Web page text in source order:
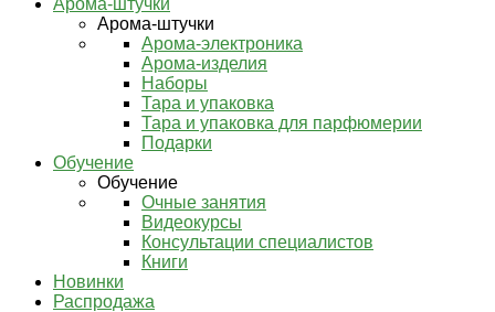
Арома-штучки
Арома-штучки
Арома-электроника
Арома-изделия
Наборы
Тара и упаковка
Тара и упаковка для парфюмерии
Подарки
Обучение
Обучение
Очные занятия
Видеокурсы
Консультации специалистов
Книги
Новинки
Распродажа